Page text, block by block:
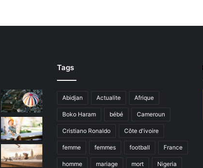
Tags
Abidjan Actualite Afrique
Boko Haram bébé Cameroun
Cristiano Ronaldo Côte d'ivoire
femme femmes football France
homme mariage mort Nigeria